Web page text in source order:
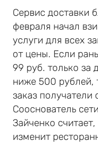
Сервис доставки
февраля начал
услуги для всех
от цены. Если
99 руб. только за
ниже 500 рублей,
заказ
Сооснователь
Зайченко
изменит